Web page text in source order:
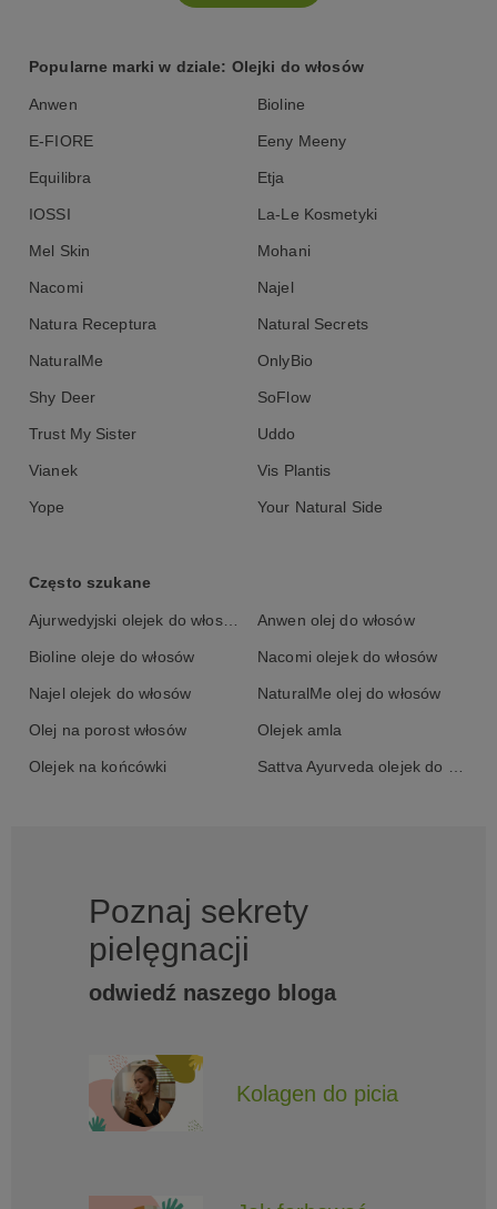
Popularne marki w dziale: Olejki do włosów
Anwen Bioline
E-FIORE Eeny Meeny
Equilibra Etja
IOSSI La-Le Kosmetyki
Mel Skin Mohani
Nacomi Najel
Natura Receptura Natural Secrets
NaturalMe OnlyBio
Shy Deer SoFlow
Trust My Sister Uddo
Vianek Vis Plantis
Yope Your Natural Side
Często szukane
Ajurwedyjski olejek do włosów Anwen olej do włosów
Bioline oleje do włosów Nacomi olejek do włosów
Najel olejek do włosów NaturalMe olej do włosów
Olej na porost włosów Olejek amla
Olejek na końcówki Sattva Ayurveda olejek do włosów
Poznaj sekrety
pielęgnacji
odwiedź naszego bloga
Kolagen do picia